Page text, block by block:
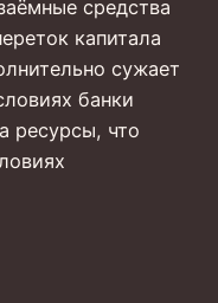
средства
капитала
сужает
банки
ресурсы, что